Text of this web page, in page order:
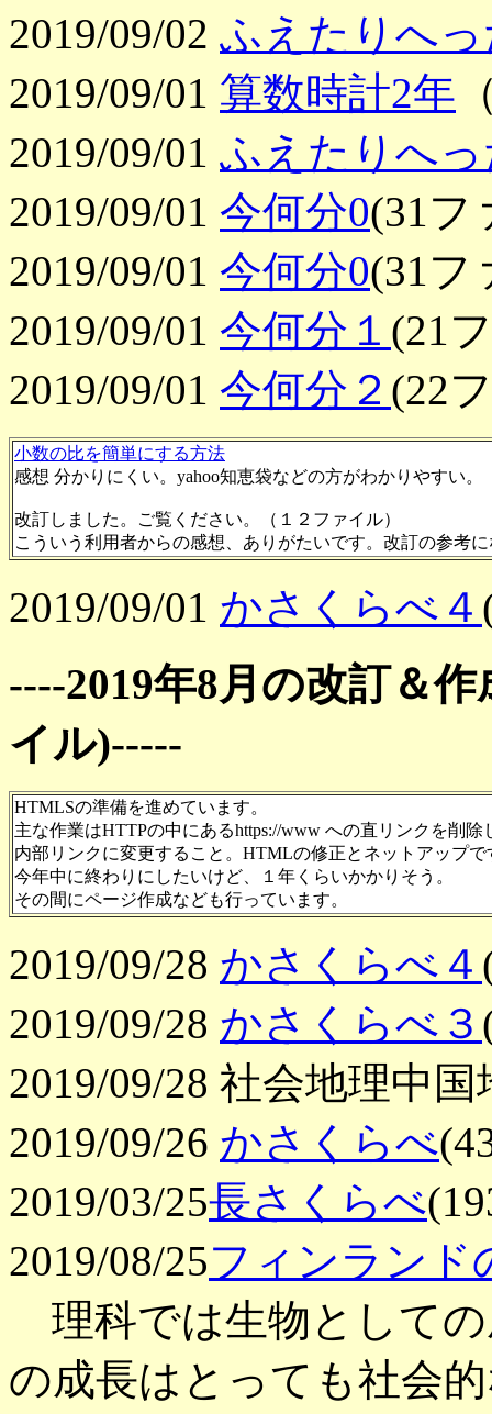
2019/09/02 ふえたりへ
2019/09/01 算数時計2年
2019/09/01 ふえたりへ
2019/09/01 今何分0(31フ
2019/09/01 今何分0(31フ
2019/09/01 今何分１ (21
2019/09/01 今何分２ (22
小数の比を簡単にする方法
感想 分かりにくい。yahoo知恵袋などの方がわかりやすい。
改訂しました。ご覧ください。（１２ファイル）
こういう利用者からの感想、ありがたいです。改訂の参考
2019/09/01 かさくらべ４
----2019年8月の改訂＆
イル)-----
HTMLSの準備を進めています。
主な作業はHTTPの中にあるhttps://www への直リンクを削除
内部リンクに変更すること。HTMLの修正とネットアップで
今年中に終わりにしたいけど、１年くらいかかりそう。
その間にページ作成なども行っています。
2019/09/28 かさくらべ４
2019/09/28 かさくらべ３
2019/09/28 社会地理中
2019/09/26 かさくらべ
2019/03/25長さくらべ
2019/08/25フィンランド
理科では生物として
の成長はとっても社会